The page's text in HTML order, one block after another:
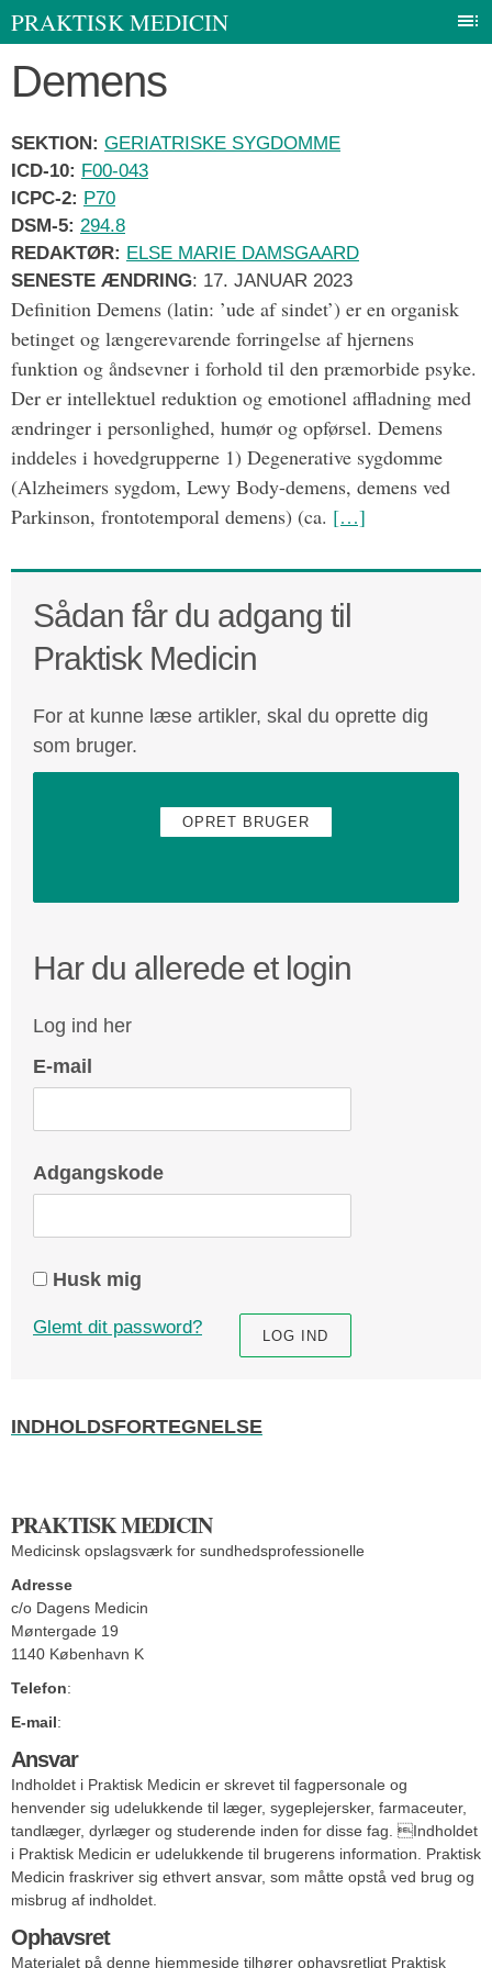
Gå
PRAKTISK MEDICIN
Demens
SEKTION: GERIATRISKE SYGDOMME
ICD-10: F00-043
ICPC-2: P70
DSM-5: 294.8
REDAKTØR: ELSE MARIE DAMSGAARD
SENESTE ÆNDRING: 17. JANUAR 2023
Definition Demens (latin: ’ude af sindet’) er en organisk
betinget og længerevarende forringelse af hjernens
funktion og åndsevner i forhold til den præmorbide psyke.
Der er intellektuel reduktion og emotionel affladning med
ændringer i personlighed, humør og opførsel. Demens
inddeles i hovedgrupperne 1) Degenerative sygdomme
(Alzheimers sygdom, Lewy Body-demens, demens ved
Parkinson, frontotemporal demens) (ca. […]
Sådan får du adgang til
Praktisk Medicin
For at kunne læse artikler, skal du oprette dig
som bruger.
OPRET BRUGER
Har du allerede et login
Log ind her
E-mail
Adgangskode
Husk mig
Glemt dit password?
INDHOLDSFORTEGNELSE
PRAKTISK MEDICIN
Medicinsk opslagsværk for sundhedsprofessionelle
Adresse
c/o Dagens Medicin
Møntergade 19
1140 København K
Telefon:
E-mail:
Ansvar
Indholdet i Praktisk Medicin er skrevet til fagpersonale og
henvender sig udelukkende til læger, sygeplejersker, farmaceuter,
tandlæger, dyrlæger og studerende inden for disse fag. Indholdet
i Praktisk Medicin er udelukkende til brugerens information. Praktisk
Medicin fraskriver sig ethvert ansvar, som måtte opstå ved brug og
misbrug af indholdet.
Ophavsret
Materialet på denne hjemmeside tilhører ophavsretligt Praktisk